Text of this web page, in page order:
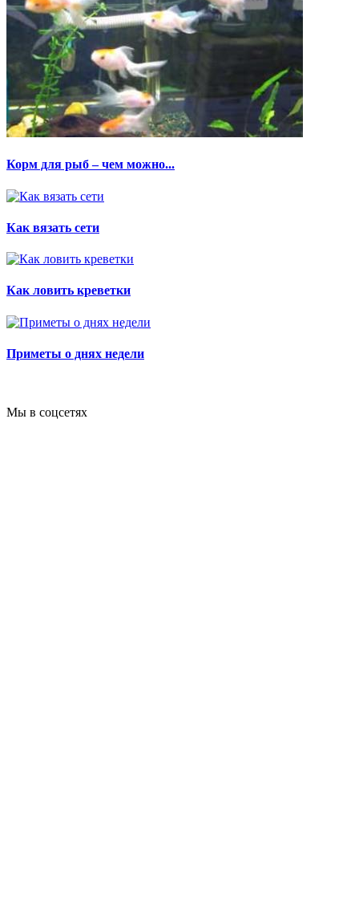
Корм для рыб – чем можно...
Как вязать сети
Как ловить креветки
Приметы о днях недели
Мы в соцсетях